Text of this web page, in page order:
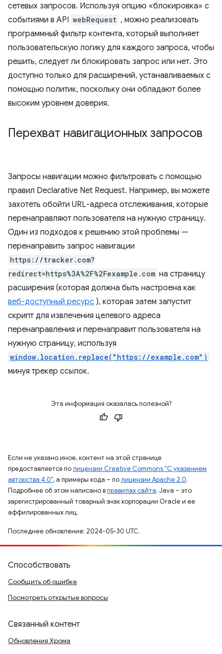
сетевых запросов. Используя опцию «блокировка» с
событиями в API webRequest , можно реализовать
программный фильтр контента, который выполняет
пользовательскую логику для каждого запроса, чтобы
решить, следует ли блокировать запрос или нет. Это
доступно только для расширений, устанавливаемых с
помощью политик, поскольку они обладают более
высоким уровнем доверия.
Перехват навигационных запросов
Запросы навигации можно фильтровать с помощью
правил Declarative Net Request. Например, вы можете
захотеть обойти URL-адреса отслеживания, которые
перенаправляют пользователя на нужную страницу.
Один из подходов к решению этой проблемы —
перенаправить запрос навигации
https://tracker.com?
redirect=https%3A%2F%2Fexample.com на страницу
расширения (которая должна быть настроена как
веб-доступный ресурс ), которая затем запустит
скрипт для извлечения целевого адреса
перенаправления и перенаправит пользователя на
нужную страницу, используя
window.location.replace("https://example.com")
минуя трекер ссылок.
Эта информация оказалась полезной?
Если не указано иное, контент на этой странице
предоставляется полицензии Creative Commons "С указанием
авторства 4.0", а примеры кода – полицензии Apache 2.0.
Подробнее об этом написано вправилах сайта. Java – это
зарегистрированный товарный знак корпорации Oracle и ее
аффилированных лиц.
Последнее обновление: 2024-05-30 UTC.
Способствовать
Сообщить об ошибке
Посмотреть открытые вопросы
Связанный контент
Обновления Хрома